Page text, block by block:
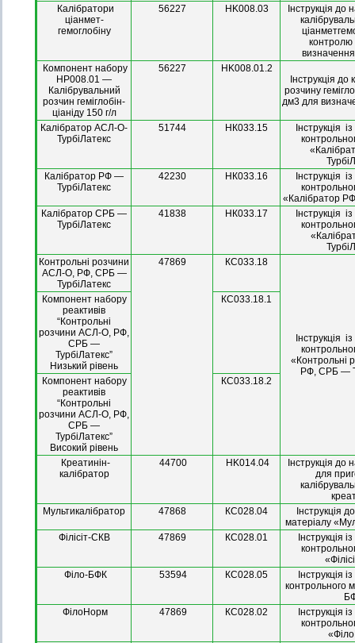
Калібратори
ціанмет-
гемоглобіну
56227 HK008.03
Інструкція до
контролю
визначення
Компонент набору
HP008.01 —
Калібрувальний
розчин геміглобін-
ціаніду 150 г/л
56227
HK008.01.2
Інструкція до
розчину
дм3 для
Калібратор АСЛ-О-
ТурбіЛатекс
51744 НК033.15
Інструкція
Калібратор РФ —
ТурбіЛатекс
42230 НК033.16
Інструкція
«Калібратор
Калібратор СРБ —
ТурбіЛатекс
41838 НК033.17
Інструкція
Контрольні розчини
АСЛ-О, РФ, СРБ —
ТурбіЛатекс
47869 КС033.18
Інструкція
«Контрольні
РФ, СРБ —
Компонент набору
реактивів
“Контрольні
розчини АСЛ-О, РФ,
СРБ —
ТурбіЛатекс”
Низький рівень
КС033.18.1
Компонент набору
реактивів
“Контрольні
розчини АСЛ-О, РФ,
СРБ —
ТурбіЛатекс”
Високий рівень
КС033.18.2
Креатинін-
калібратор
44700 HK014.04
Інструкція до
для
Мультикалібратор
47868 КС028.04
Інструкція
матеріалу
Філісіт-СКВ
47869 КС028.01
Інструкція
Філо-БФК
53594 КС028.05
Інструкція
контрольного
ФілоНорм
47869 КС028.02
Інструкція